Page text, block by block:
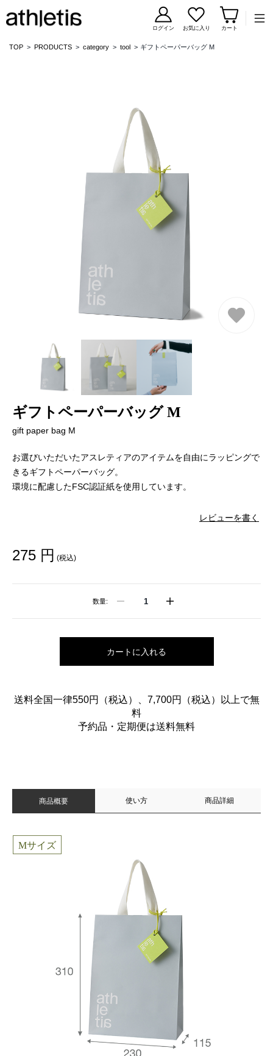
コンテンツに移動
ログイン お気に入り カート
TOP PRODUCTS category tool ギフトペーパーバッグ M
ギフトペーパーバッグ M
gift paper bag M
お選びいただいたアスレティアのアイテムを自由にラッピングで
きるギフトペーパーバッグ。
環境に配慮したFSC認証紙を使用しています。
レビューを書く
275 円 (税込)
数量:
カートに入れる
送料全国一律550円（税込）、7,700円（税込）以上で無
料
予約品・定期便は送料無料
商品概要 使い方 商品詳細
Mサイズ